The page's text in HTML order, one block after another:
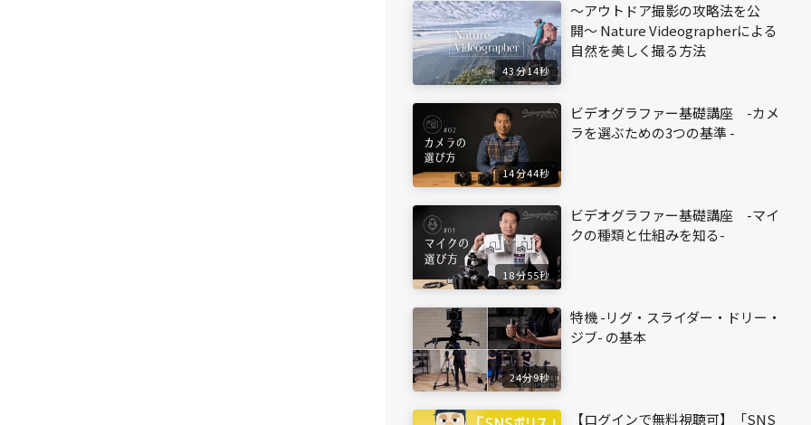
43分14秒
〜アウトドア撮影の攻略法を公
開〜 Nature Videographerによる
自然を美しく撮る方法
14分44秒
ビデオグラファー基礎講座 -カメ
ラを選ぶための3つの基準 -
18分55秒
ビデオグラファー基礎講座 -マイ
クの種類と仕組みを知る-
24分9秒
特機 -リグ・スライダー・ドリー・
ジブ- の基本
【ログインで無料視聴可】「SNS